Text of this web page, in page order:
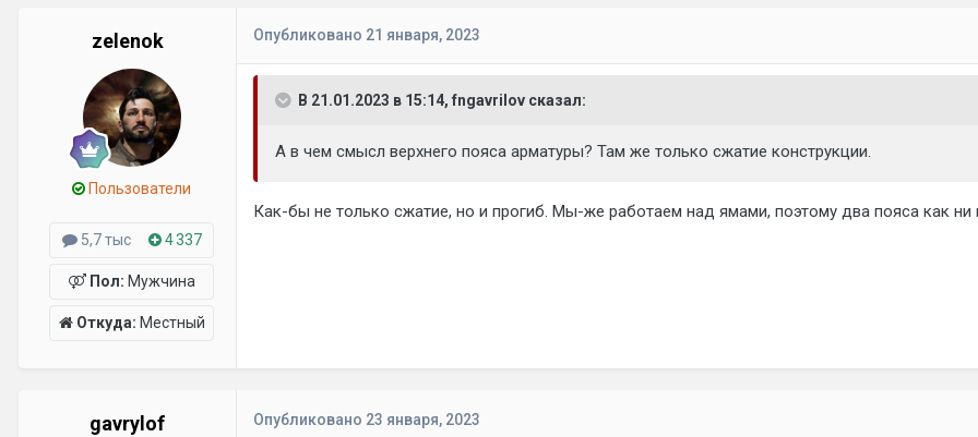
zelenok
Пользователи
5,7 тыс 4 337
Пол: Мужчина
Откуда: Местный
Опубликовано 21 января, 2023
В 21.01.2023 в 15:14, fngavrilov сказал:
А в чем смысл верхнего пояса арматуры? Там же только сжатие конструкции.
Как-бы не только сжатие, но и прогиб. Мы-же работаем над ямами, поэтому два пояса как ни
gavrylof Опубликовано 23 января, 2023